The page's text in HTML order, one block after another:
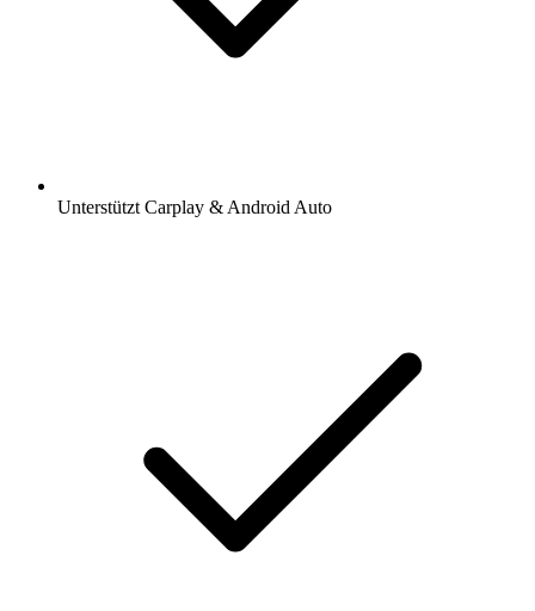
Unterstützt Carplay & Android Auto